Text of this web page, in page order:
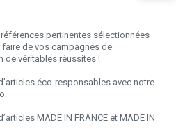
références pertinentes sélectionnées
faire de vos campagnes de
de véritables réussites !
éco-responsables avec notre
MADE IN FRANCE et MADE IN